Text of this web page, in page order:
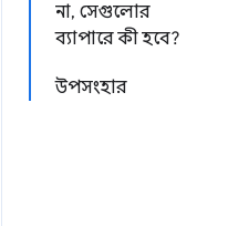
না, সেগুলোর
ব্যাপারে কী হবে?
উপসংহার